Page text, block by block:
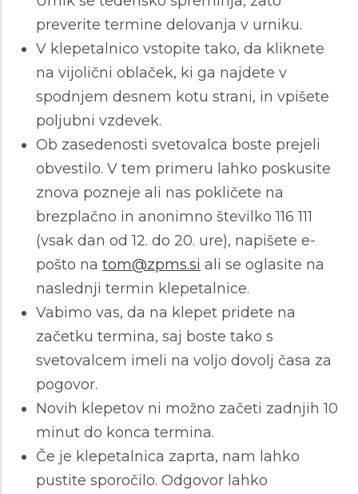
preverite termine delovanja v urniku.
V klepetalnico vstopite tako, da kliknete
na vijolični oblaček, ki ga najdete v
spodnjem desnem kotu strani, in vpišete
poljubni vzdevek.
Ob zasedenosti svetovalca boste prejeli
obvestilo. V tem primeru lahko poskusite
znova pozneje ali nas pokličete na
brezplačno in anonimno številko 116 111
(vsak dan od 12. do 20. ure), napišete e-
pošto na tom@zpms.si ali se oglasite na
naslednji termin klepetalnice.
Vabimo vas, da na klepet pridete na
začetku termina, saj boste tako s
svetovalcem imeli na voljo dovolj časa za
pogovor.
Novih klepetov ni možno začeti zadnjih 10
minut do konca termina.
Če je klepetalnica zaprta, nam lahko
pustite sporočilo. Odgovor lahko